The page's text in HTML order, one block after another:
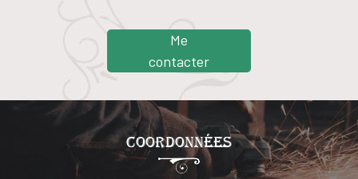
Coordonnées
Me
contacter